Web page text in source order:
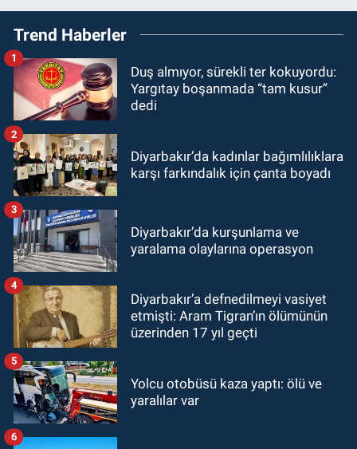
Trend Haberler
Duş almıyor, sürekli ter kokuyordu:
Yargıtay boşanmada “tam kusur”
dedi
1
Diyarbakır’da kadınlar bağımlılıklara
karşı farkındalık için çanta boyadı
2
Diyarbakır’da kurşunlama ve
yaralama olaylarına operasyon
3
Diyarbakır’a defnedilmeyi vasiyet
etmişti: Aram Tigran’ın ölümünün
üzerinden 17 yıl geçti
4
Yolcu otobüsü kaza yaptı: ölü ve
yaralılar var
5
6